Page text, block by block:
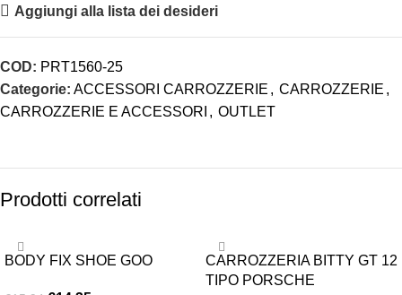
Aggiungi alla lista dei desideri
COD: PRT1560-25
Categorie: ACCESSORI CARROZZERIE , CARROZZERIE ,
CARROZZERIE E ACCESSORI , OUTLET
Prodotti correlati
-10%
BODY FIX SHOE GOO
-10%
ESAURITO
CARROZZERIA BITTY GT 12
TIPO PORSCHE